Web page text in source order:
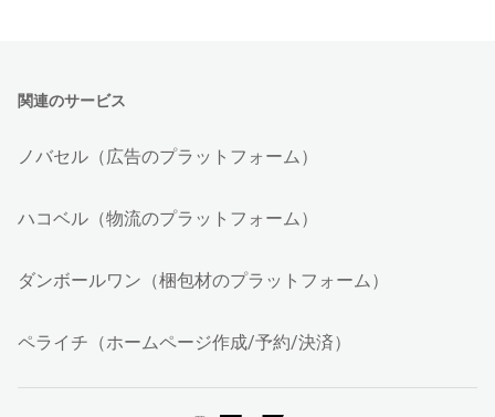
関連のサービス
ノバセル（広告のプラットフォーム）
ハコベル（物流のプラットフォーム）
ダンボールワン（梱包材のプラットフォーム）
ペライチ（ホームページ作成/予約/決済）